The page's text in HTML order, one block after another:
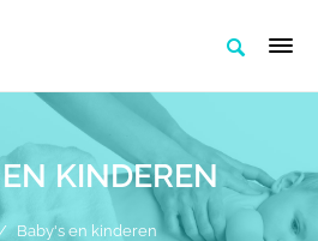
KINDEREN
Baby's en kinderen